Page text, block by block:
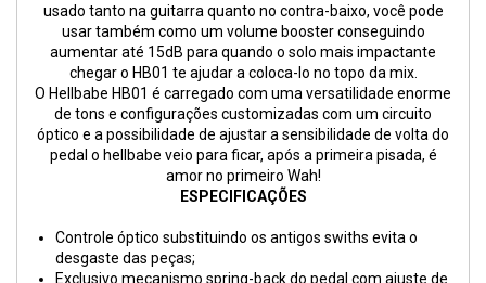
usado tanto na guitarra quanto no contra-baixo, você pode
usar também como um volume booster conseguindo
aumentar até 15dB para quando o solo mais impactante
chegar o HB01 te ajudar a coloca-lo no topo da mix.
O Hellbabe HB01 é carregado com uma versatilidade enorme
de tons e configurações customizadas com um circuito
óptico e a possibilidade de ajustar a sensibilidade de volta do
pedal o hellbabe veio para ficar, após a primeira pisada, é
amor no primeiro Wah!
ESPECIFICAÇÕES
Controle óptico substituindo os antigos swiths evita o
desgaste das peças;
Exclusivo mecanismo spring-back do pedal com ajuste de